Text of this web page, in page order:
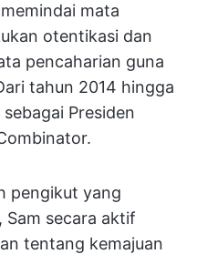
mata
otentikasi dan
pencaharian guna
tahun 2014 hingga
Presiden
pengikut yang
Sam secara aktif
tentang kemajuan